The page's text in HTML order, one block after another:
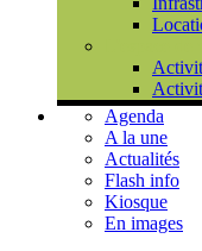
Agenda
A la une
Actualités
Flash info
Kiosque
En images